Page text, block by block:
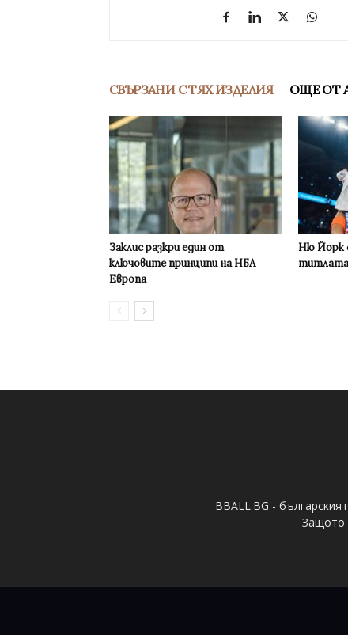
СВЪРЗАНИ С ТЯХ ИЗДЕЛИЯ ОЩЕ ОТ
Заклис разкри един от
ключовите принципи на НБА
Европа
Ню Йорк
титлата
BBALL.BG -
Защото